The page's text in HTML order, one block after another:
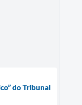
do Tribunal